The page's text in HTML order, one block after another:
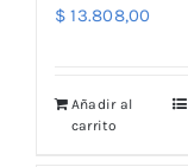
$ 13.808,00
Añadir al
carrito